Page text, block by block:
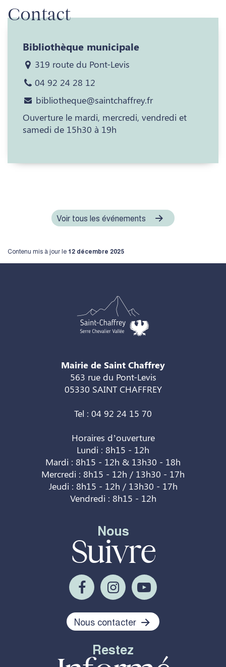
Contact
Bibliothèque municipale
319 route du Pont-Levis
04 92 24 28 12
bibliotheque@saintchaffrey.fr
Ouverture le mardi, mercredi, vendredi et
samedi de 15h30 à 19h
Voir tous les événements
Contenu mis à jour le 12 décembre 2025
Mairie de Saint Chaffrey
563 rue du Pont-Levis
05330 SAINT CHAFFREY
Tel : 04 92 24 15 70
Horaires d’ouverture
Lundi : 8h15 - 12h
Mardi : 8h15 - 12h & 13h30 - 18h
Mercredi : 8h15 - 12h / 13h30 - 17h
Jeudi : 8h15 - 12h / 13h30 - 17h
Vendredi : 8h15 - 12h
Nous
Suivre
Nous contacter
Restez